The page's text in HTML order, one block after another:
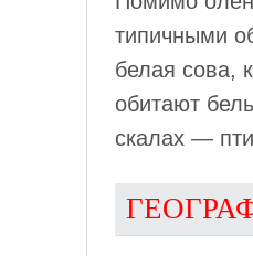
типичными
белая сова,
обитают
скалах —